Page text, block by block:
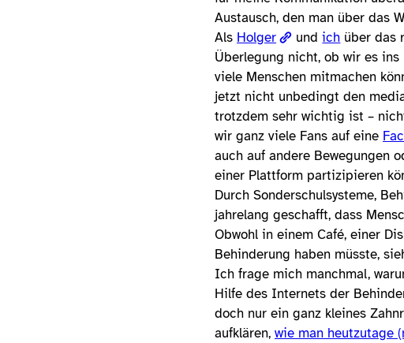
Austausch, den man über das
Als Holger undich über das
Überlegung nicht, ob wir es
viele Menschen mitmachen
jetzt nicht unbedingt den
trotzdem sehr wichtig ist –
wir ganz viele Fans auf eine
auch auf andere Bewegungen
einer Plattform partizipieren
Durch Sonderschulsysteme,
jahrelang geschafft, dass
Obwohl in einem Café, einer
Behinderung haben müsste,
Ich frage mich manchmal,
Hilfe des Internets der
doch nur ein ganz kleines
aufklären, wie man heutzutage